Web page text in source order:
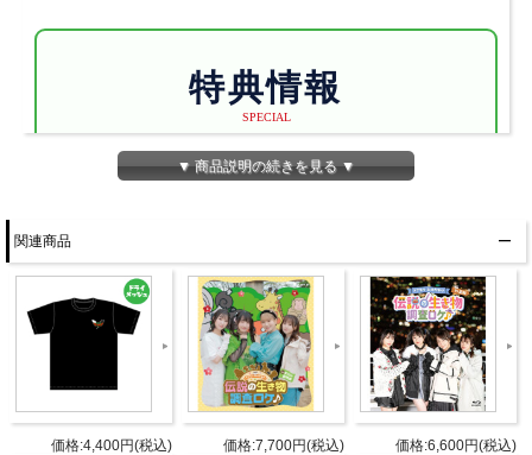
特典情報
SPECIAL
L版ブロマイド1枚
「ささもり」ラン
ダム缶バッジ1個
▼ 商品説明の続きを見る ▼
関連商品
価格:4,400円(税込) 価格:7,700円(税込) 価格:6,600円(税込)